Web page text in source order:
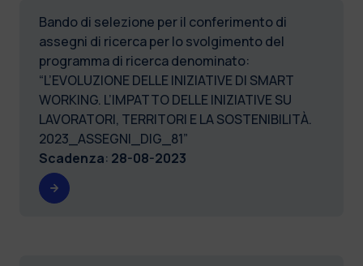
Bando di selezione per il conferimento di
assegni di ricerca per lo svolgimento del
programma di ricerca denominato:
“L’EVOLUZIONE DELLE INIZIATIVE DI SMART
WORKING. L’IMPATTO DELLE INIZIATIVE SU
LAVORATORI, TERRITORI E LA SOSTENIBILITÀ.
2023_ASSEGNI_DIG_81”
Scadenza: 28-08-2023